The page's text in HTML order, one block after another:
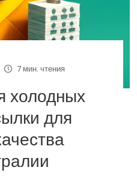
7 мин. чтения
холодных
для